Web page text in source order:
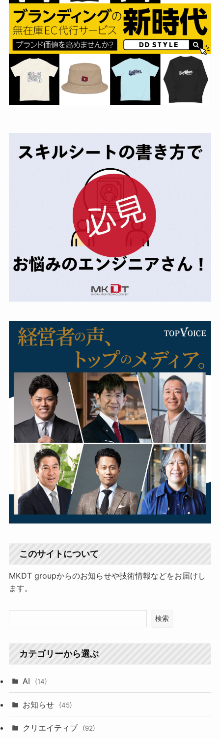
このサイトについて
MKDT groupからのお知らせや技術情報などをお届けし
ます。
検索
カテゴリーから選ぶ
AI (14)
お知らせ (45)
クリエイティブ (92)